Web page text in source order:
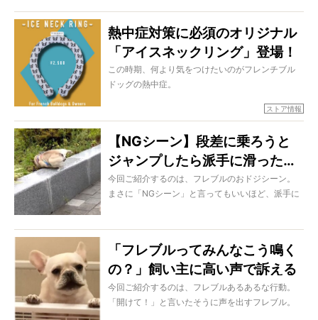
ですよ。
熱中症対策に必須のオリジナル
「アイスネックリング」登場！
【フレブルもオーナーも使え
る】
この時期、何より気をつけたいのがフレンチブル
ドッグの熱中症。
そこでわたしたちは、愛ブヒにもオーナーさんに
も使えるオリジナルデザインの「アイスネックリ
ング」を作りました！
さらに60分ヒンヤリが持続するので、保冷剤より
も長持ちしますよ。
ストア情報
【NGシーン】段差に乗ろうと
ジャンプしたら派手に滑った…
期待を裏切らないフレブルさん
【動画】
今回ご紹介するのは、フレブルのおドジシーン。
まさに「NGシーン」と言ってもいいほど、派手に
「フレブルってみんなこう鳴く
の？」飼い主に高い声で訴える
姿があるあるで笑う【動画】
今回ご紹介するのは、フレブルあるあるな行動。
「開けて！」と言いたそうに声を出すフレブル。